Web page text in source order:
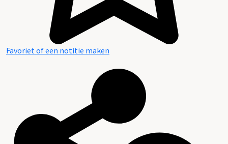
Favoriet of een notitie maken